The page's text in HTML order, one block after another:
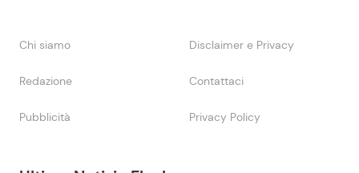
Chi siamo Disclaimer e Privacy
Redazione Contattaci
Pubblicità Privacy Policy